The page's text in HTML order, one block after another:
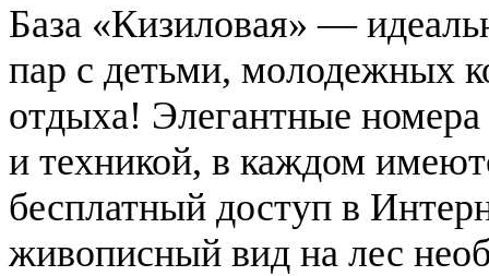
База «Кизиловая» —
пар с детьми, молодежных
отдыха! Элегантные
и техникой, в каждом
бесплатный доступ в
живописный вид на лес